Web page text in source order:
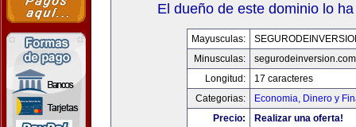
El dueño de este dominio lo
Mayusculas:
Minusculas:
segurodeinversion.com
Longitud:
17 caracteres
Categorias:
Economia, Dinero y
Precio:
Realizar una oferta!